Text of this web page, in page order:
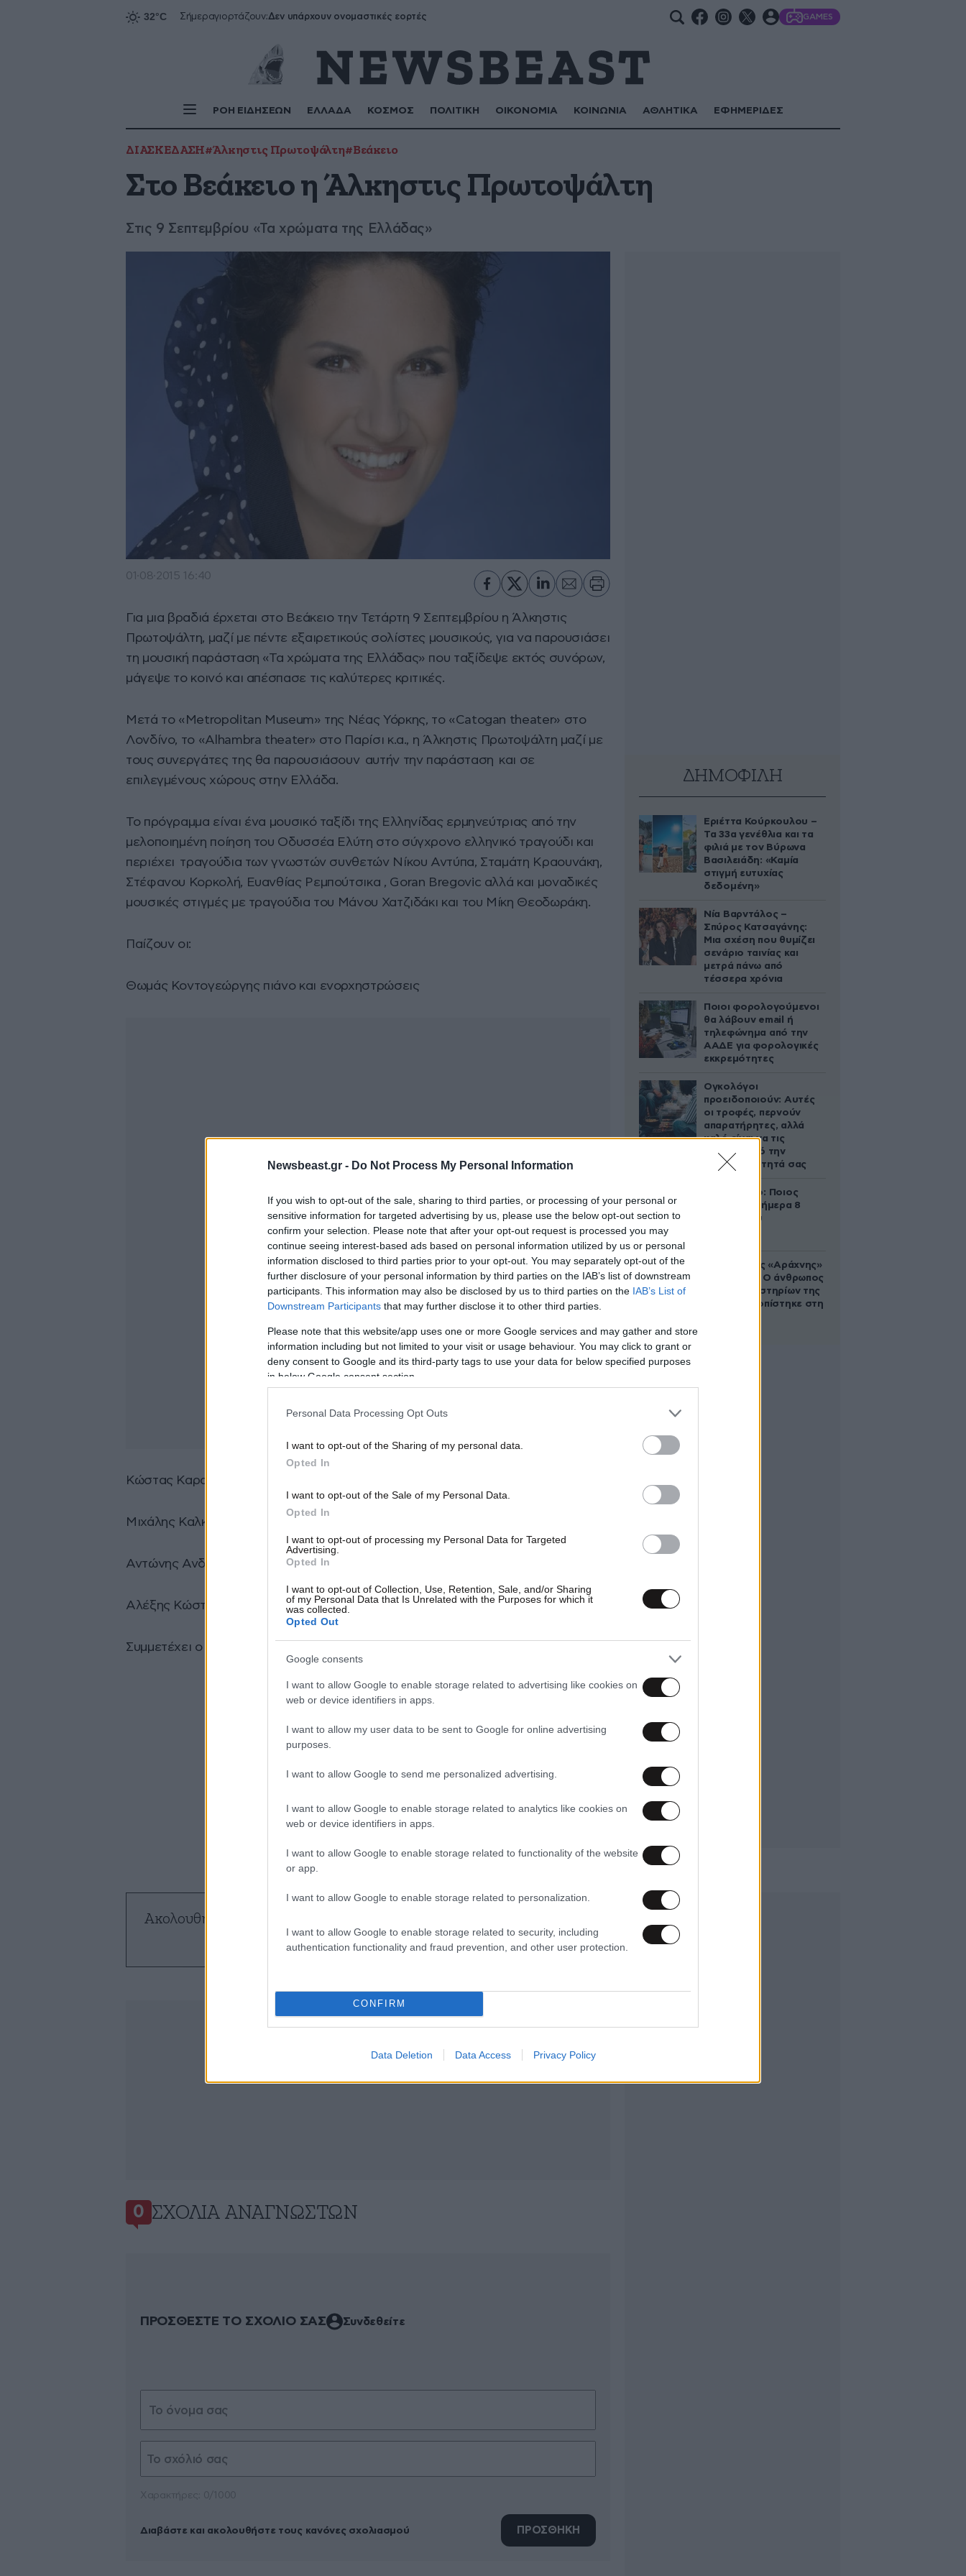
Newsbeast.gr - Do Not Process My Personal Information
If you wish to opt-out of the sale, sharing to third parties, or processing of your personal or
sensitive information for targeted advertising by us, please use the below opt-out section to
confirm your selection. Please note that after your opt-out request is processed you may
continue seeing interest-based ads based on personal information utilized by us or personal
information disclosed to third parties prior to your opt-out. You may separately opt-out of the
further disclosure of your personal information by third parties on the IAB’s list of downstream
participants. This information may also be disclosed by us to third parties on the IAB’s List of
Downstream Participants that may further disclose it to other third parties.
Please note that this website/app uses one or more Google services and may gather and store
information including but not limited to your visit or usage behaviour. You may click to grant or
deny consent to Google and its third-party tags to use your data for below specified purposes
in below Google consent section.
Personal Data Processing Opt Outs
I want to opt-out of the Sharing of my personal data.
Opted In
I want to opt-out of the Sale of my Personal Data.
Opted In
I want to opt-out of processing my Personal Data for Targeted
Advertising.
Opted In
I want to opt-out of Collection, Use, Retention, Sale, and/or Sharing
of my Personal Data that Is Unrelated with the Purposes for which it
was collected.
Opted Out
Google consents
I want to allow Google to enable storage related to advertising like cookies on
web or device identifiers in apps.
I want to allow my user data to be sent to Google for online advertising
purposes.
I want to allow Google to send me personalized advertising.
I want to allow Google to enable storage related to analytics like cookies on
web or device identifiers in apps.
I want to allow Google to enable storage related to functionality of the website
or app.
I want to allow Google to enable storage related to personalization.
I want to allow Google to enable storage related to security, including
authentication functionality and fraud prevention, and other user protection.
CONFIRM
Data Deletion Data Access Privacy Policy
Σήμεραγιορτάζουν:Δεν υπάρχουν ονομαστικές εορτές GAMES
ΡΟΗ ΕΙΔΗΣΕΩΝ ΕΛΛΑΔΑ ΚΟΣΜΟΣ ΠΟΛΙΤΙΚΗ ΟΙΚΟΝΟΜΙΑ ΚΟΙΝΩΝΙΑ ΑΘΛΗΤΙΚΑ ΕΦΗΜΕΡΙΔΕΣ
ΔΙΑΣΚΕΔΑΣΗ#Άλκηστις Πρωτοψάλτη#Βεάκειο
Στο Βεάκειο η Άλκηστις Πρωτοψάλτη
Στις 9 Σεπτεμβρίου «Τα χρώματα της Ελλάδας»
01·08·2015 16:40
Για μια βραδιά έρχεται στο Βεάκειο την Τετάρτη 9 Σεπτεμβρίου η Άλκηστις
Πρωτοψάλτη, μαζί με πέντε εξαιρετικούς σολίστες μουσικούς, για να παρουσιάσει
τη μουσική παράσταση «Τα χρώματα της Ελλάδας» που ταξίδεψε εκτός συνόρων,
μάγεψε το κοινό και απέσπασε τις καλύτερες κριτικές.
Μετά το «Μetropolitan Museum» της Νέας Υόρκης, το «Catogan theater» στο
Λονδίνο, το «Alhambra theater» στο Παρίσι κ.α., η Άλκηστις Πρωτοψάλτη μαζί με
τους συνεργάτες της θα παρουσιάσουν αυτήν την παράσταση και σε
επιλεγμένους χώρους στην Ελλάδα.
Το πρόγραμμα είναι ένα μουσικό ταξίδι της Ελληνίδας ερμηνεύτριας από την
μελοποιημένη ποίηση του Οδυσσέα Ελύτη στο σύγχρονο ελληνικό τραγούδι και
περιέχει τραγούδια των γνωστών συνθετών Νίκου Αντύπα, Σταμάτη Κραουνάκη,
Στέφανου Κορκολή, Ευανθίας Ρεμπούτσικα , Goran Bregovic αλλά και μοναδικές
μουσικές στιγμές με τραγούδια του Μάνου Χατζιδάκι και του Μίκη Θεοδωράκη.
Παίζουν οι:
Θωμάς Κοντογεώργης πιάνο και ενορχηστρώσεις
Κώστας Καρακατσάνης βιολί , φυσαρμόνικα, κιθάρα
Μιχάλης Καλκάνης μπάσο
Αντώνης Ανδρεου τρομπόνι
Αλέξης Κώστας κρουστά
Συμμετέχει ο Γιώργος Περρής
ΔΗΜΟΦΙΛΗ
Εριέττα Κούρκουλου –
Τα 33α γενέθλια και τα
φιλιά με τον Βύρωνα
Βασιλειάδη: «Καμία
στιγμή ευτυχίας
δεδομένη»
Νία Βαρντάλος –
Σπύρος Κατσαγάνης:
Μια σχέση που θυμίζει
σενάριο ταινίας και
μετρά πάνω από
τέσσερα χρόνια
Ποιοι φορολογούμενοι
θα λάβουν email ή
τηλεφώνημα από την
ΑΑΔΕ για φορολογικές
εκκρεμότητες
Ογκολόγοι
προειδοποιούν: Αυτές
οι τροφές, περνούν
απαρατήρητες, αλλά
καλό είναι να τις
βγάλετε από την
καθημερινότητά σας
Εορτολόγιο: Ποιος
γιορτάζει σήμερα 8
Αυγούστου
Στα ίχνη της «Αράχνης»
του Άσαντ: Ο άνθρωπος
των βασανιστηρίων της
Συρίας εντοπίστηκε στη
Ακολουθήστε το
όλες τις ειδήσεις
0 ΣΧΌΛΙΑ ΑΝΑΓΝΩΣΤΏΝ
ΠΡΟΣΘΕΣΤΕ ΤΟ ΣΧΟΛΙΟ ΣΑΣ Συνδεθείτε
Διαβάστε και ακολουθήστε τους κανόνες σχολιασμού ΠΡΟΣΘΗΚΗ